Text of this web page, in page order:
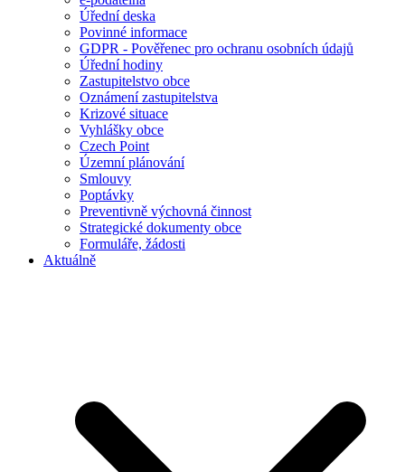
Úřední deska
Povinné informace
GDPR - Pověřenec pro ochranu osobních údajů
Úřední hodiny
Zastupitelstvo obce
Oznámení zastupitelstva
Krizové situace
Vyhlášky obce
Czech Point
Územní plánování
Smlouvy
Poptávky
Preventivně výchovná činnost
Strategické dokumenty obce
Formuláře, žádosti
Aktuálně